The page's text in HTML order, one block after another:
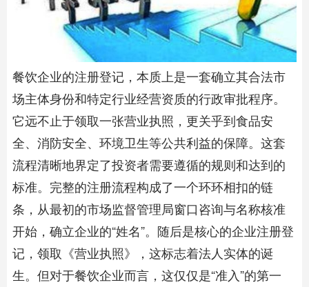
餐饮企业的注册登记，本质上是一套确立其合法市
场主体身份和特定行业经营资质的行政审批程序。
它远不止于领取一张营业执照，更关乎到食品安
全、消防安全、环境卫生等公共利益的保障。这套
流程清晰地界定了投资者需要遵循的规则和达到的
标准。完整的注册流程构成了一个环环相扣的链
条，从最初的市场监督管理局窗口咨询与名称核准
开始，确立企业的“姓名”。随后是核心的企业注册登
记，领取《营业执照》，这标志着法人实体的诞
生。但对于餐饮企业而言，这仅仅是“准入”的第一